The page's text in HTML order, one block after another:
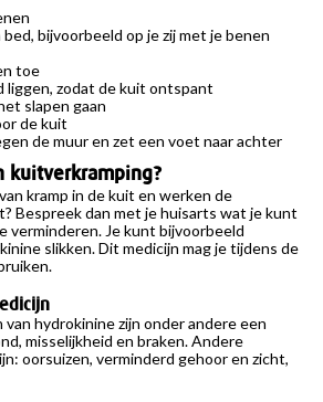
bijvoorbeeld op je zij met je benen
toe
liggen, zodat de kuit ontspant
slapen gaan
de kuit
de muur en zet een voet naar achter
kuitverkramping?
kramp in de kuit en werken de
Bespreek dan met je huisarts wat je kunt
verminderen. Je kunt bijvoorbeeld
slikken. Dit medicijn mag je tijdens de
hydrokinine zijn onder andere een
misselijkheid en braken. Andere
oorsuizen, verminderd gehoor en zicht,